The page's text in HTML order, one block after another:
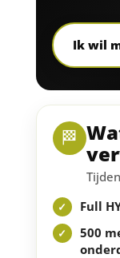
Ik wil
🏁
Full
500